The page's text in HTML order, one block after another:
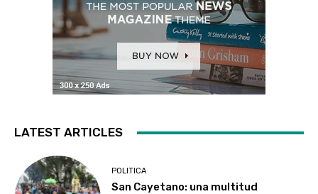
LATEST ARTICLES
POLITICA
San Cayetano: una multitud